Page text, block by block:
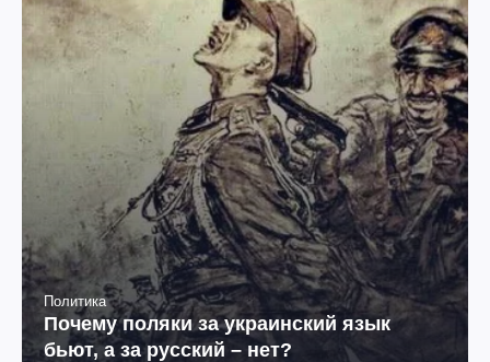
Политика
Почему поляки за украинский язык
бьют, а за русский – нет?